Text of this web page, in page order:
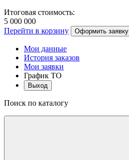
Итоговая стоимость:
5 000 000
Перейти в корзину
Оформить заявку
Мои данные
История заказов
Мои заявки
График ТО
Выход
Поиск по каталогу